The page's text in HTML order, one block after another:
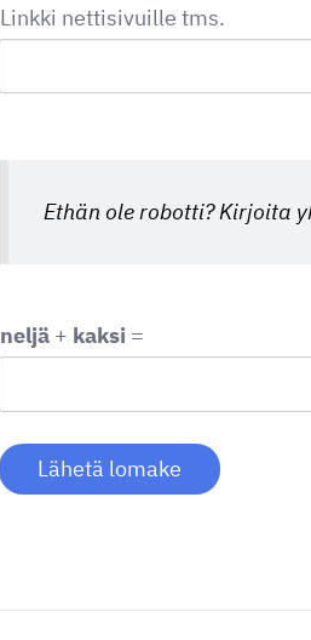
Linkki nettisivuille tms.
Ethän ole robotti? Kirjoita
neljä+ kaksi =
Lähetä lomake